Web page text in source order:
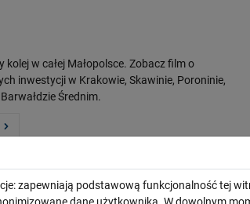
kolej w całej Małopolsce. Zobacz film o
inwestycji w Krakowie, Skawinie, Poroninie,
Średnim.
kolej na podróże małe i
zapewniają podstawową funkcjonalność tej
dane użytkownika. W dowolnym